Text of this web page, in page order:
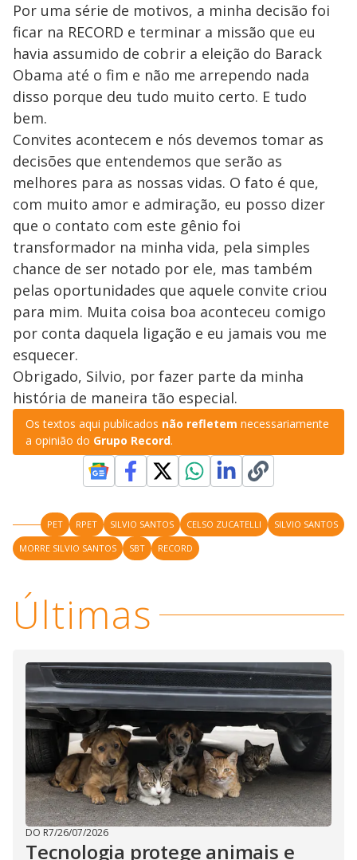
Por uma série de motivos, a minha decisão foi
ficar na RECORD e terminar a missão que eu
havia assumido de cobrir a eleição do Barack
Obama até o fim e não me arrependo nada
disso porque deu tudo muito certo. E tudo
bem.
Convites acontecem e nós devemos tomar as
decisões que entendemos que serão as
melhores para as nossas vidas. O fato é que,
com muito amor e admiração, eu posso dizer
que o contato com este gênio foi
transformador na minha vida, pela simples
chance de ser notado por ele, mas também
pelas oportunidades que aquele convite criou
para mim. Muita coisa boa aconteceu comigo
por conta daquela ligação e eu jamais vou me
esquecer.
Obrigado, Silvio, por fazer parte da minha
história de maneira tão especial.
Os textos aqui publicados não refletem necessariamente
a opinião do Grupo Record.
PET RPET SILVIO SANTOS CELSO ZUCATELLI
SILVIO SANTOS
MORRE SILVIO SANTOS
SBT RECORD
Últimas
DO R7/26/07/2026
Tecnologia protege animais e